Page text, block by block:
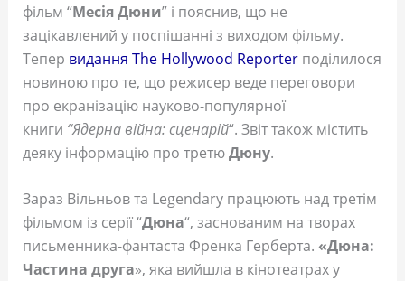
фільм “Месія Дюни” і пояснив, що не
зацікавлений у поспішанні з виходом фільму.
Тепер видання The Hollywood Reporterподілилося
новиною про те, що режисер веде переговори
про екранізацію науково-популярної
книги “Ядерна війна: сценарій“. Звіт також містить
деяку інформацію про третюДюну.
Зараз Вільньов та Legendary працюють над третім
фільмом із серії “Дюна“, заснованим на творах
письменника-фантаста Френка Герберта. «Дюна:
Частина друга», яка вийшла в кінотеатрах у